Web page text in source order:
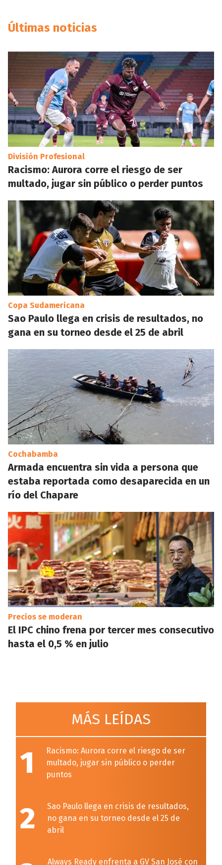
Últimas noticias
División Profesional
Racismo: Aurora corre el riesgo de ser
multado, jugar sin público o perder puntos
Copa Sudamericana
Sao Paulo llega en crisis de resultados, no
gana en su torneo desde el 25 de abril
Cochabamba
Armada encuentra sin vida a persona que
estaba reportada como desaparecida en un
río del Chapare
Precios se moderan
El IPC chino frena por tercer mes consecutivo
hasta el 0,5 % en julio
MÁS LEÍDAS
1
Racismo: Aurora corre el riesgo de ser
multado, jugar sin público o perder
puntos
2
Sao Paulo llega en crisis de resultados,
no gana en su torneo desde el 25 de
abril
Always Ready enfrenta a GV San José con